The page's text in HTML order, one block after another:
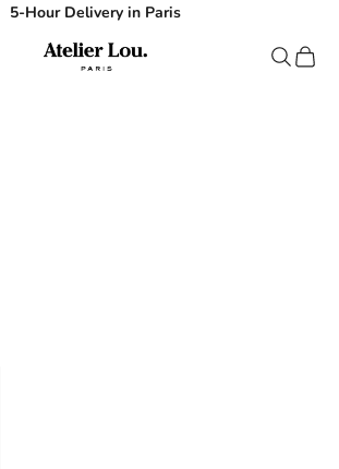
5-Hour Delivery in Paris
atelierlouparis Recherche
Panier